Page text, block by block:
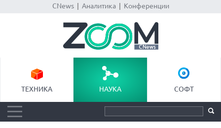
CNews| Аналитика| Конференции
ТЕХНИКА НАУКА СОФТ